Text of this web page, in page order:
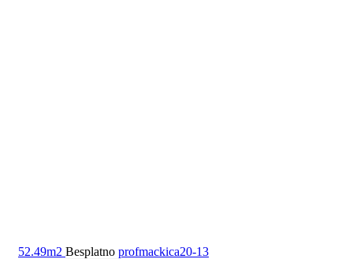
52.49m2 Besplatno profmackica20-13